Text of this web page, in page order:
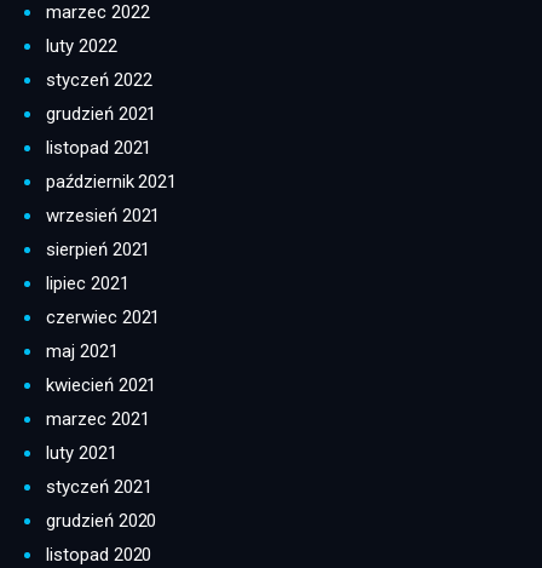
marzec 2022
luty 2022
styczeń 2022
grudzień 2021
listopad 2021
październik 2021
wrzesień 2021
sierpień 2021
lipiec 2021
czerwiec 2021
maj 2021
kwiecień 2021
marzec 2021
luty 2021
styczeń 2021
grudzień 2020
listopad 2020